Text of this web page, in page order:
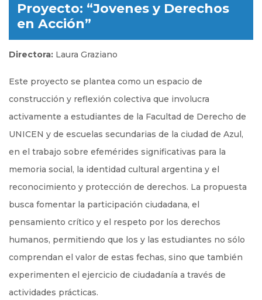
Proyecto: “Jovenes y Derechos
en Acción”
Directora: Laura Graziano
Este proyecto se plantea como un espacio de
construcción y reflexión colectiva que involucra
activamente a estudiantes de la Facultad de Derecho de
UNICEN y de escuelas secundarias de la ciudad de Azul,
en el trabajo sobre efemérides significativas para la
memoria social, la identidad cultural argentina y el
reconocimiento y protección de derechos. La propuesta
busca fomentar la participación ciudadana, el
pensamiento crítico y el respeto por los derechos
humanos, permitiendo que los y las estudiantes no sólo
comprendan el valor de estas fechas, sino que también
experimenten el ejercicio de ciudadanía a través de
actividades prácticas.